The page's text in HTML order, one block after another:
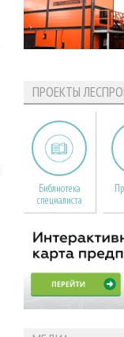
ПРОЕКТЫ
Библиотека
специалиста